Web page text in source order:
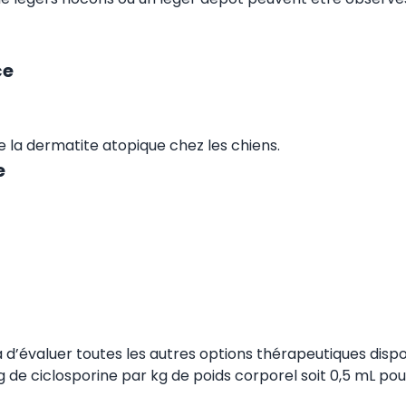
dermatite atopique chez les chiens.
toutes les autres options thérapeutiques
ciclosporine par kg de poids corporel soit 0,5 mL